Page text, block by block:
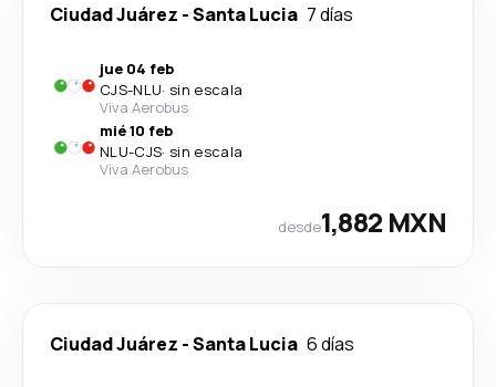
Ciudad Juárez -Santa Lucia 7 días
jue 04 feb
CJS-NLU· sin escala
Viva Aerobus
mié 10 feb
NLU-CJS· sin escala
Viva Aerobus
desde1,882 MXN
Ciudad Juárez -Santa Lucia 6 días